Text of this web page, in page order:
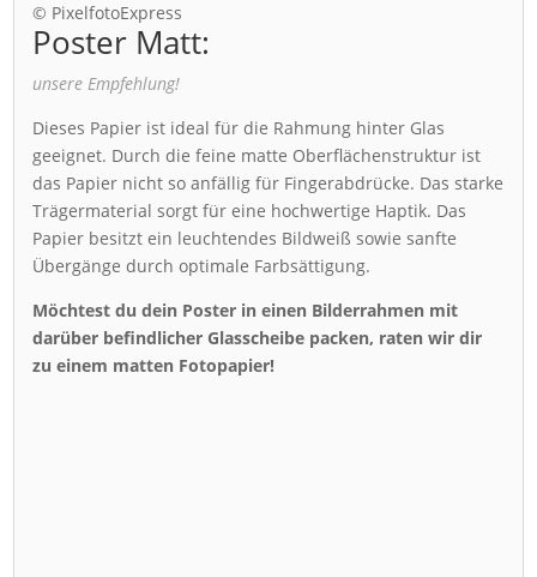
© PixelfotoExpress
Poster Matt:
unsere Empfehlung!
Dieses Papier ist ideal für die Rahmung hinter Glas
geeignet. Durch die feine matte Oberflächenstruktur ist
das Papier nicht so anfällig für Fingerabdrücke. Das starke
Trägermaterial sorgt für eine hochwertige Haptik. Das
Papier besitzt ein leuchtendes Bildweiß sowie sanfte
Übergänge durch optimale Farbsättigung.
Möchtest du dein Poster in einen Bilderrahmen mit
darüber befindlicher Glasscheibe packen, raten wir dir
zu einem matten Fotopapier!